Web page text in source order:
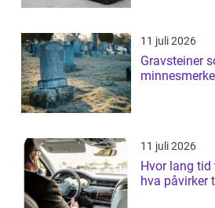
11 juli 2026
Gravsteiner
11 juli 2026
Hvor lang tid
hva påvirker